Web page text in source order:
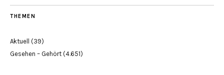
THEMEN
Aktuell (39)
Gesehen – Gehört (4.651)